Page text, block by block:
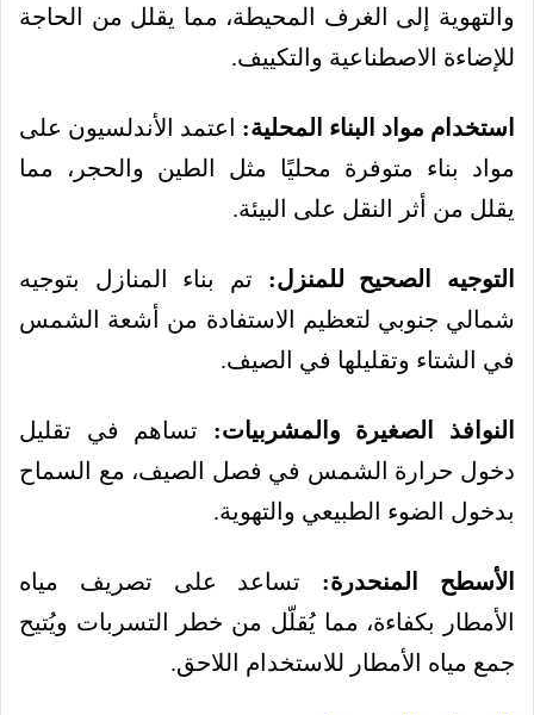
والتهوية إلى الغرف المحيطة، مما يقلل من الحاجة
للإضاءة الاصطناعية والتكييف.
استخدام مواد البناء المحلية: اعتمد الأندلسيون على
مواد بناء متوفرة محليًا مثل الطين والحجر، مما
يقلل من أثر النقل على البيئة.
التوجيه الصحيح للمنزل: تم بناء المنازل بتوجيه
شمالي جنوبي لتعظيم الاستفادة من أشعة الشمس
في الشتاء وتقليلها في الصيف.
النوافذ الصغيرة والمشربيات: تساهم في تقليل
دخول حرارة الشمس في فصل الصيف، مع السماح
بدخول الضوء الطبيعي والتهوية.
الأسطح المنحدرة: تساعد على تصريف مياه
الأمطار بكفاءة، مما يُقلّل من خطر التسربات ويُتيح
جمع مياه الأمطار للاستخدام اللاحق.